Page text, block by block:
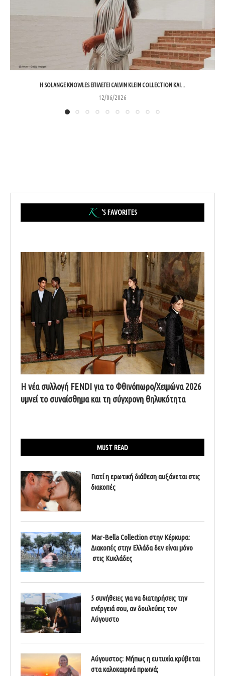
Η SOLANGE KNOWLES ΕΠΙΛΈΓΕΙ CALVIN KLEIN COLLECTION ΚΑΙ...
12/06/2026
'S FAVORITES
Η νέα συλλογή FENDI για το Φθινόπωρο/Χειμώνα 2026
υμνεί το συναίσθημα και τη σύγχρονη θηλυκότητα
MUST READ
Γιατί η ερωτική διάθεση αυξάνεται στις
διακοπές
Mar-Bella Collection στην Κέρκυρα:
Διακοπές στην Ελλάδα δεν είναι μόνο
στις Κυκλάδες
5 συνήθειες για να διατηρήσεις την
ενέργειά σου, αν δουλεύεις τον
Αύγουστο
Αύγουστος: Μήπως η ευτυχία κρύβεται
στα καλοκαιρινά πρωινά;